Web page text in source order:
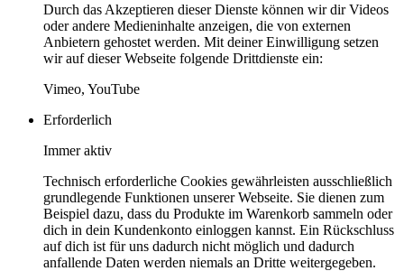
Durch das Akzeptieren dieser Dienste können wir dir Videos
oder andere Medieninhalte anzeigen, die von externen
Anbietern gehostet werden. Mit deiner Einwilligung setzen
wir auf dieser Webseite folgende Drittdienste ein:
Vimeo, YouTube
Erforderlich
Immer aktiv
Technisch erforderliche Cookies gewährleisten ausschließlich
grundlegende Funktionen unserer Webseite. Sie dienen zum
Beispiel dazu, dass du Produkte im Warenkorb sammeln oder
dich in dein Kundenkonto einloggen kannst. Ein Rückschluss
auf dich ist für uns dadurch nicht möglich und dadurch
anfallende Daten werden niemals an Dritte weitergegeben.